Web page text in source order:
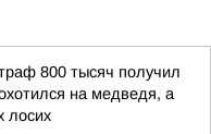
800 тысяч получил
на медведя, а
лосих